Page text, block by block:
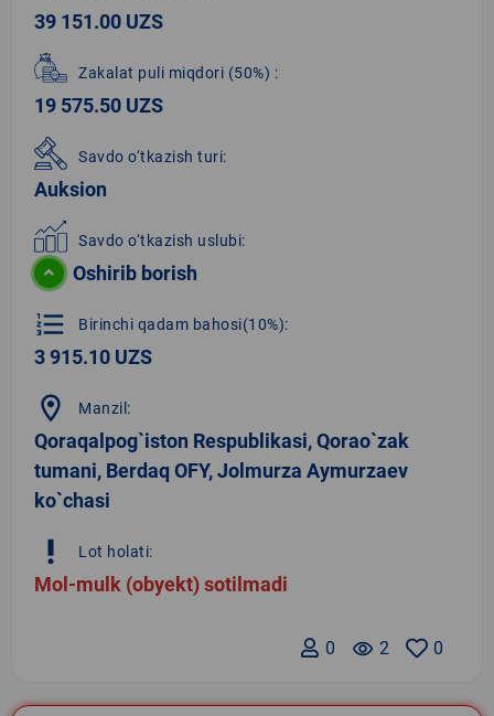
39 151.00 UZS
Zakalat puli miqdori (50%) :
19 575.50 UZS
Savdo o‘tkazish turi:
Auksion
Savdo o‘tkazish uslubi:
Oshirib borish
format_list_numbered Birinchi qadam bahosi(10%):
3 915.10 UZS
location_on Manzil:
Qoraqalpog`iston Respublikasi, Qorao`zak
tumani, Berdaq OFY, Jolmurza Aymurzaev
ko`chasi
priority_high Lot holati:
Mol-mulk (obyekt) sotilmadi
0
remove_red_eye 2
0